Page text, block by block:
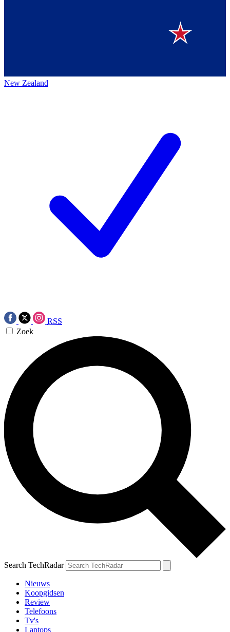
New Zealand
RSS
Zoek
Search TechRadar
Nieuws
Koopgidsen
Review
Telefoons
Tv's
Laptops